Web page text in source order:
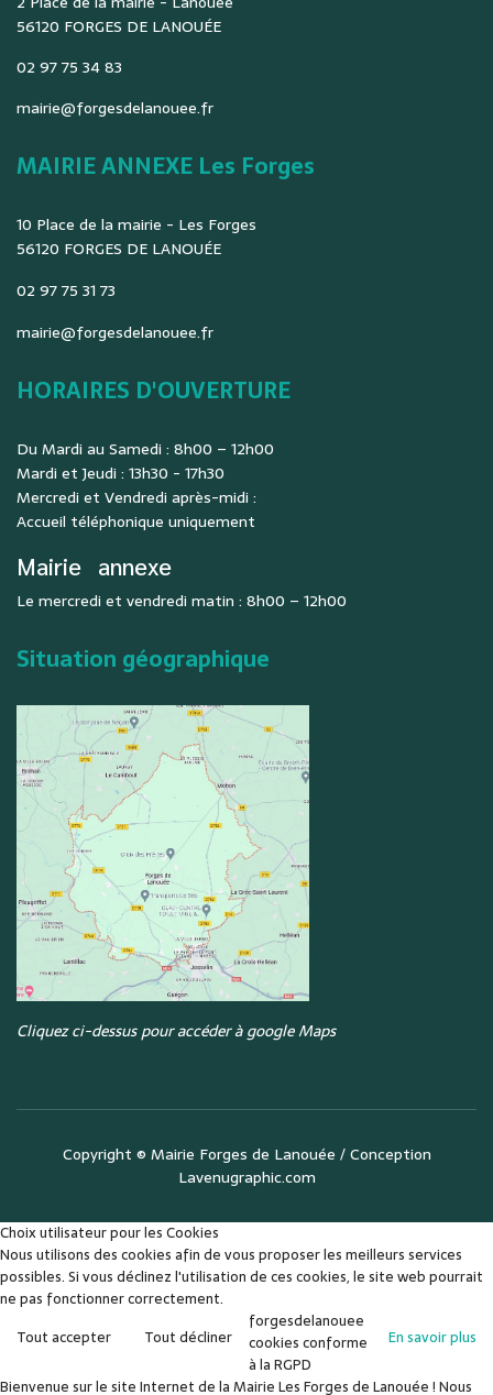
56120 FORGES DE LANOUÉE
02 97 75 34 83
mairie@forgesdelanouee.fr
MAIRIE ANNEXE Les Forges
10 Place de la mairie - Les Forges
56120 FORGES DE LANOUÉE
02 97 75 31 73
mairie@forgesdelanouee.fr
HORAIRES D'OUVERTURE
Du Mardi au Samedi : 8h00 – 12h00
Mardi et Jeudi : 13h30 - 17h30
Mercredi et Vendredi après-midi :
Accueil téléphonique uniquement
Mairie annexe
Le mercredi et vendredi matin : 8h00 – 12h00
Situation géographique
Cliquez ci-dessus pour accéder à google Maps
Copyright © Mairie Forges de Lanouée / Conception
Lavenugraphic.com
Choix utilisateur pour les Cookies
Nous utilisons des cookies afin de vous proposer les meilleurs services
possibles. Si vous déclinez l'utilisation de ces cookies, le site web pourrait
ne pas fonctionner correctement.
Tout accepter
Tout décliner En savoir plus
forgesdelanouee
cookies conforme
à la RGPD
Bienvenue sur le site Internet de la Mairie Les Forges de Lanouée ! Nous